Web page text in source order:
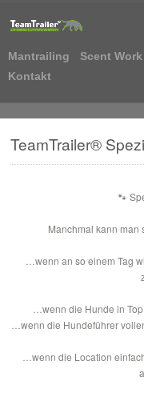
Mantrailing Scent Work
Kontakt
TeamTrailer®
🐾
Manchmal kann man
…wenn an so einem Tag
…wenn die Hunde in
…wenn die Hundeführer
…wenn die Location